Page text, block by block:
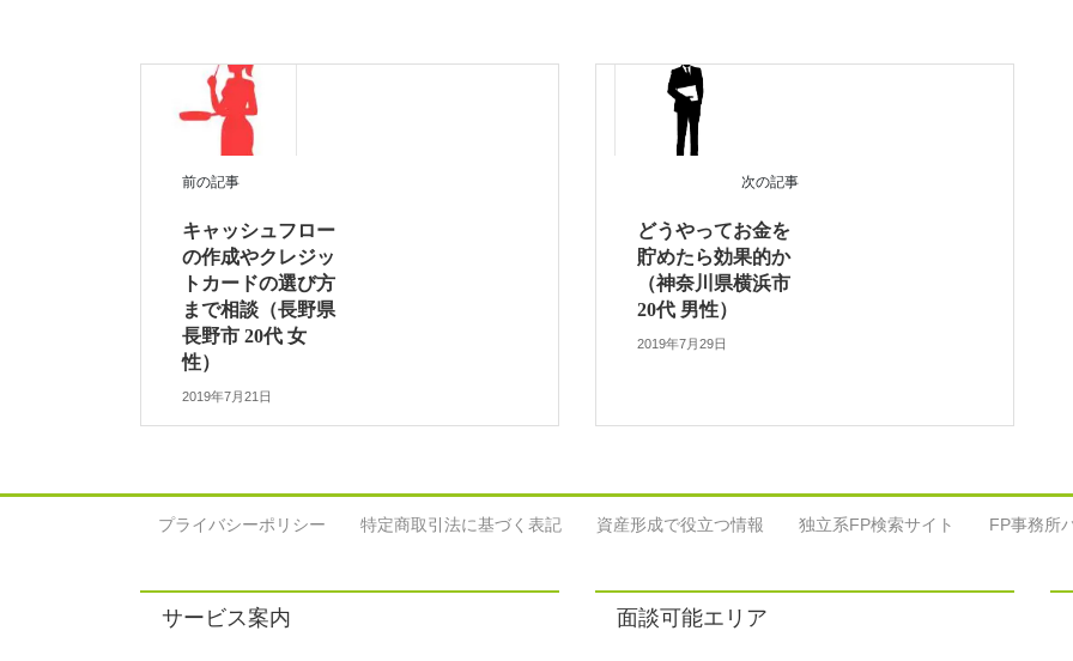
前の記事
キャッシュフロー
の作成やクレジッ
トカードの選び方
まで相談（長野県
長野市 20代 女
性）
2019年7月21日
次の記事
どうやってお金を
貯めたら効果的か
（神奈川県横浜市
20代 男性）
2019年7月29日
プライバシーポリシー 特定商取引法に基づく表記 資産形成で役立つ情報 独立系FP検索サイト FP事務所
サービス案内 面談可能エリア